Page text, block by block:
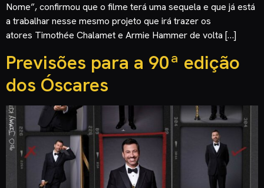
Nome”, confirmou que o filme terá uma sequela e que já está
a trabalhar nesse mesmo projeto que irá trazer os
atores Timothée Chalamet e Armie Hammer de volta […]
Previsões para a 90ª edição
dos Óscares